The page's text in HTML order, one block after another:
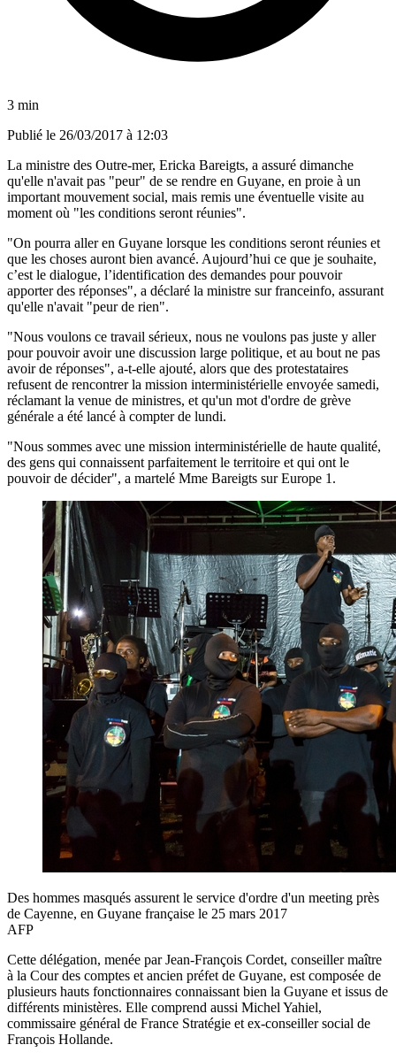
3 min
Publié le 26/03/2017 à 12:03
La ministre des Outre-mer, Ericka Bareigts, a assuré dimanche
qu'elle n'avait pas "peur" de se rendre en Guyane, en proie à un
important mouvement social, mais remis une éventuelle visite au
moment où "les conditions seront réunies".
"On pourra aller en Guyane lorsque les conditions seront réunies et
que les choses auront bien avancé. Aujourd’hui ce que je souhaite,
c’est le dialogue, l’identification des demandes pour pouvoir
apporter des réponses", a déclaré la ministre sur franceinfo, assurant
qu'elle n'avait "peur de rien".
"Nous voulons ce travail sérieux, nous ne voulons pas juste y aller
pour pouvoir avoir une discussion large politique, et au bout ne pas
avoir de réponses", a-t-elle ajouté, alors que des protestataires
refusent de rencontrer la mission interministérielle envoyée samedi,
réclamant la venue de ministres, et qu'un mot d'ordre de grève
générale a été lancé à compter de lundi.
"Nous sommes avec une mission interministérielle de haute qualité,
des gens qui connaissent parfaitement le territoire et qui ont le
pouvoir de décider", a martelé Mme Bareigts sur Europe 1.
Des hommes masqués assurent le service d'ordre d'un meeting près
de Cayenne, en Guyane française le 25 mars 2017
AFP
Cette délégation, menée par Jean-François Cordet, conseiller maître
à la Cour des comptes et ancien préfet de Guyane, est composée de
plusieurs hauts fonctionnaires connaissant bien la Guyane et issus de
différents ministères. Elle comprend aussi Michel Yahiel,
commissaire général de France Stratégie et ex-conseiller social de
François Hollande.